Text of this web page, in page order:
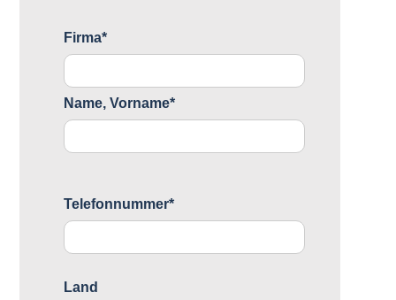
Firma*
Name, Vorname*
Telefonnummer*
Land